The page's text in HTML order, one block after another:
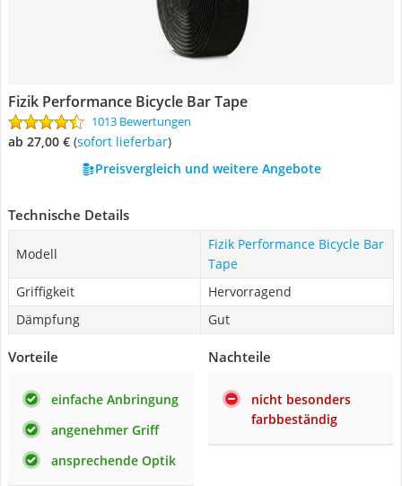
Fizik Performance Bicycle Bar Tape
1013 Bewertungen
ab 27,00 € ( Sofort lieferbar)
Preisvergleich und weitere Angebote
Technische Details
Modell
Fizik Performance Bicycle Bar
Tape
Griffigkeit
Hervorragend
Dämpfung
Gut
Vorteile
einfache Anbringung
angenehmer Griff
ansprechende Optik
Nachteile
nicht besonders
farbbeständig